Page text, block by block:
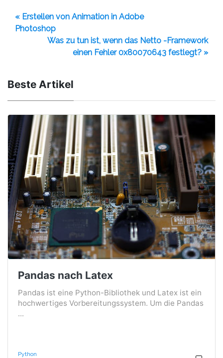
« Erstellen von Animation in Adobe
Photoshop
Was zu tun ist, wenn das Netto -Framework
einen Fehler 0x80070643 festlegt? »
Beste Artikel
Pandas nach Latex
Pandas ist eine Python-Bibliothek und Latex ist ein
hochwertiges Vorbereitungssystem. Um die Pandas
...
Python